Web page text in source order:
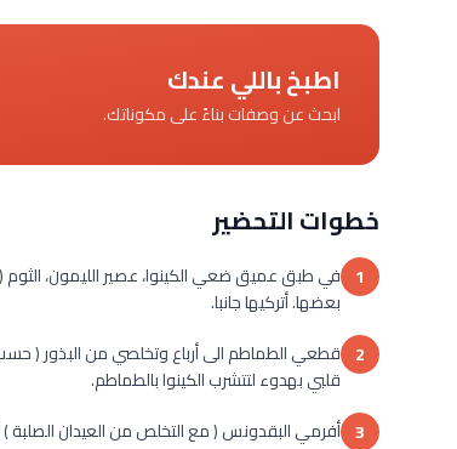
اطبخ باللي عندك
ابحث عن وصفات بناءً على مكوناتك.
خطوات التحضير
1 في طبق عميق ضعي الكينوا، عصير الليمون،
بعضها. أتركيها جانبا.
2 قطعي الطماطم الى أرباع وتخلصي من البذور (
قلبي بهدوء لتتشرب الكينوا بالطماطم.
3 أفرمي البقدونس ( مع التخلص من العيدان الصلبة